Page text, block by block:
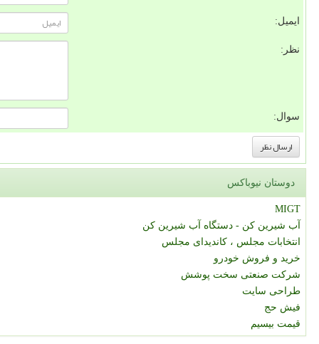
ایمیل:
نظر:
سوال:
دوستان نیوباکس
MIGT
آب شیرین کن - دستگاه آب شیرین کن
انتخابات مجلس ، کاندیدای مجلس
خرید و فروش خودرو
شرکت صنعتی سخت پوشش
طراحی سایت
فیش حج
قیمت بیسیم